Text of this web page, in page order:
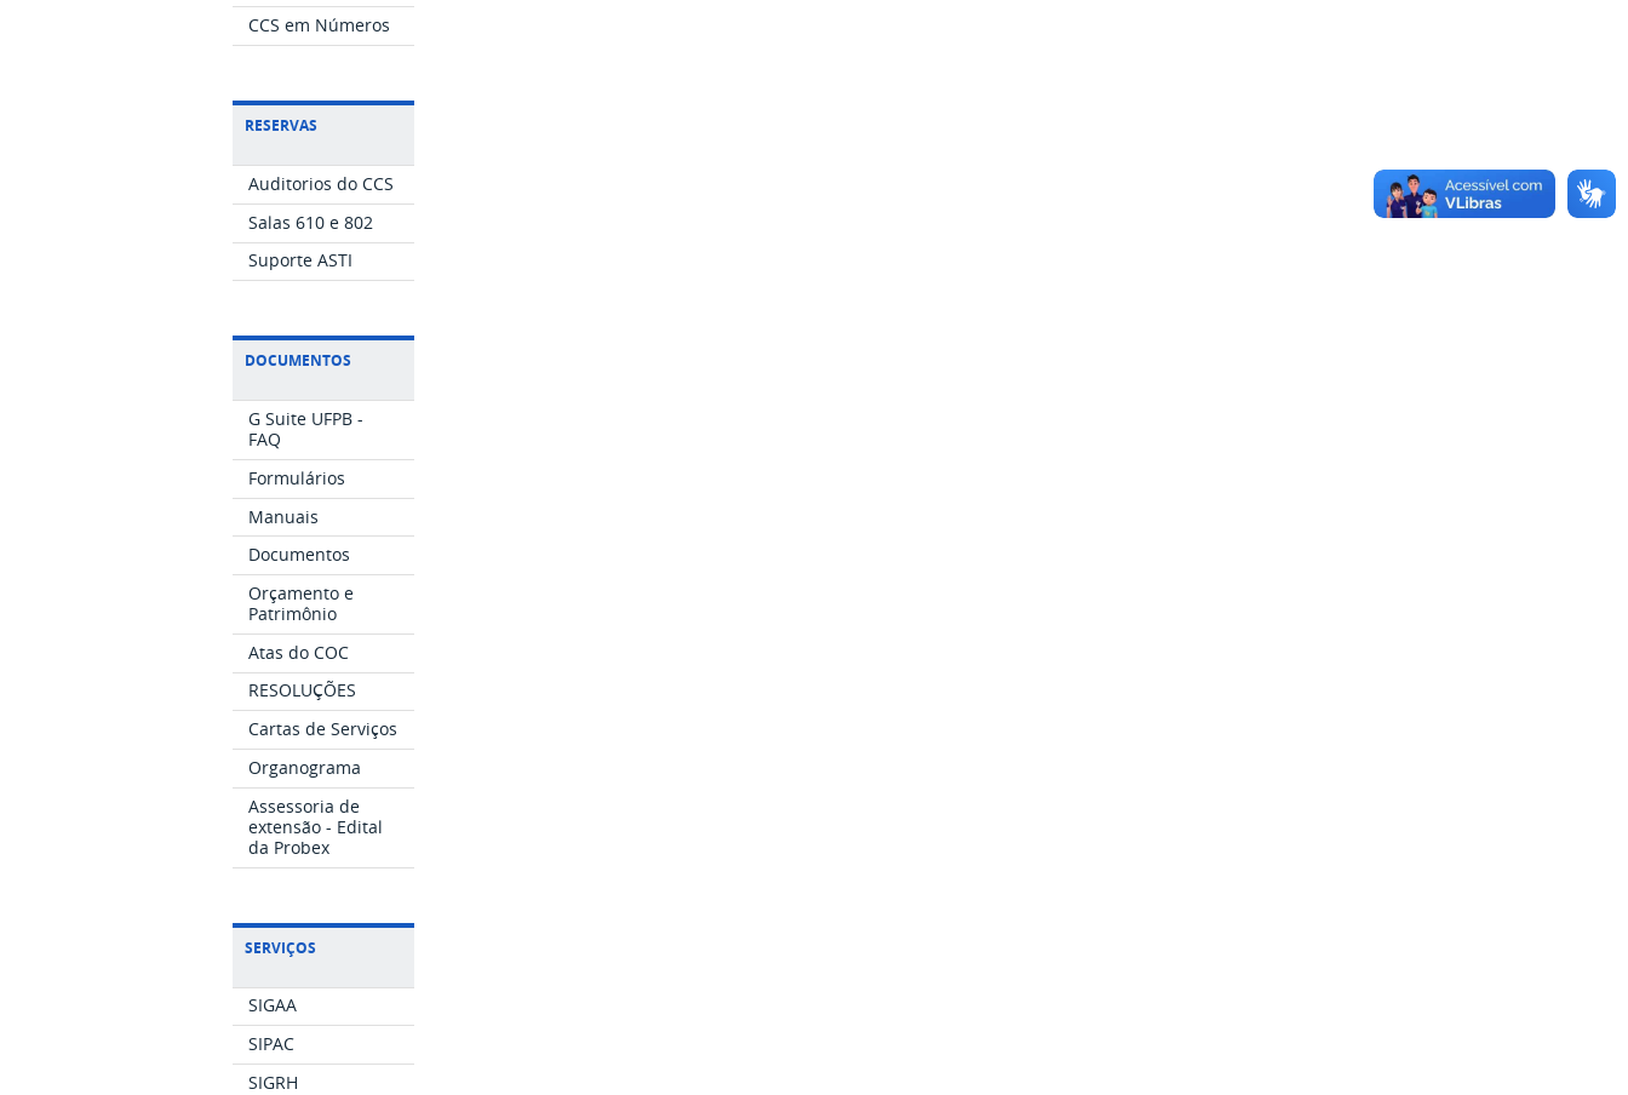
CCS em Números
RESERVAS
Auditorios do CCS
Salas 610 e 802
Suporte ASTI
DOCUMENTOS
G Suite UFPB -
FAQ
Formulários
Manuais
Documentos
Orçamento e
Patrimônio
Atas do COC
RESOLUÇÕES
Cartas de Serviços
Organograma
Assessoria de
extensão - Edital
da Probex
SERVIÇOS
SIGAA
SIPAC
SIGRH